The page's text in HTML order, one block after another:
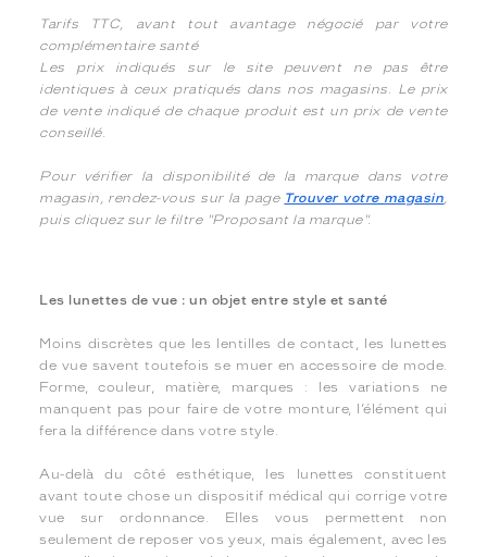
Tarifs TTC, avant tout avantage négocié par votre
complémentaire santé
Les prix indiqués sur le site peuvent ne pas être
identiques à ceux pratiqués dans nos magasins. Le prix
de vente indiqué de chaque produit est un prix de vente
conseillé.
Pour vérifier la disponibilité de la marque dans votre
magasin, rendez-vous sur la page Trouver votre magasin
puis cliquez sur le filtre "Proposant la marque".
Les lunettes de vue : un objet entre style et santé
Moins discrètes que les lentilles de contact, les lunettes
de vue savent toutefois se muer en accessoire de mode.
Forme, couleur, matière, marques : les variations ne
manquent pas pour faire de votre monture, l’élément qui
fera la différence dans votre style.
Au-delà du côté esthétique, les lunettes constituent
avant toute chose un dispositif médical qui corrige votre
vue sur ordonnance. Elles vous permettent non
seulement de reposer vos yeux, mais également, avec les